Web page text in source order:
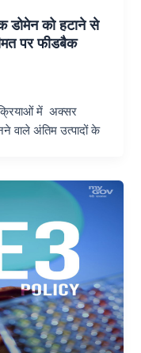
डोमेन को हटाने से
पर फीडबैक
में अक्सर
वाले अंतिम उत्पादों के